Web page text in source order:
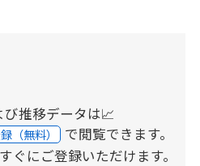
推移データは📈
（無料） で閲覧できます。
ぐにご登録いただけます。